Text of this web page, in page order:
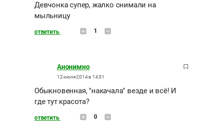
Девчонка супер, жалко снимали на
мыльницу
ответить 1
Анонимно
12 июля 2014 в 14:31
Обыкновенная, "накачала" везде и всё! И
где тут красота?
ответить 0